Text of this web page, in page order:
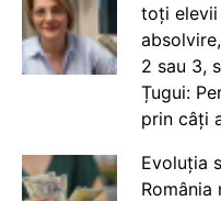
toți elevii
2 sau 3,
Țugui:
prin câți
Evoluția
România